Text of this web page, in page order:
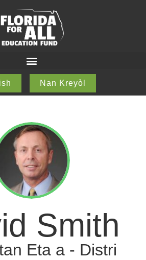
Nan Kreyòl
Smith
Eta a - Distri